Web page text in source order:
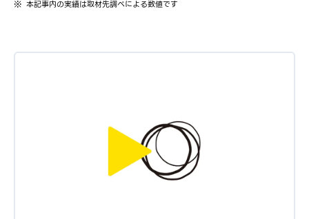
本記事内の実績は取材先調べによる数値です